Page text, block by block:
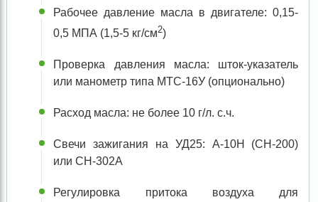
Рабочее давление масла в двигателе: 0,15-
0,5 МПА (1,5-5 кг/см2)
Проверка давления масла: шток-указатель
или манометр типа МТС-16У (опционально)
Расход масла: не более 10 г/л. с.ч.
Свечи зажигания на УД25: A-10H (CH-200)
или CH-302A
Регулировка притока воздуха для